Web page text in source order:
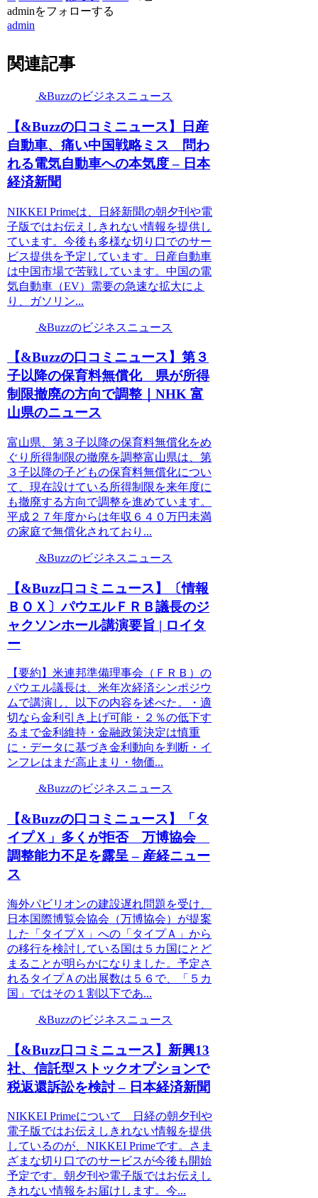
adminをフォローする
admin
関連記事
&Buzzのビジネスニュース
【&Buzzの口コミニュース】日産
自動車、痛い中国戦略ミス 問わ
れる電気自動車への本気度 – 日本
経済新聞
NIKKEI Primeは、日経新聞の朝夕刊や電
子版ではお伝えしきれない情報を提供し
ています。今後も多様な切り口でのサー
ビス提供を予定しています。日産自動車
は中国市場で苦戦しています。中国の電
気自動車（EV）需要の急速な拡大によ
り、ガソリン...
&Buzzのビジネスニュース
【&Buzzの口コミニュース】第３
子以降の保育料無償化 県が所得
制限撤廃の方向で調整｜NHK 富
山県のニュース
富山県、第３子以降の保育料無償化をめ
ぐり所得制限の撤廃を調整富山県は、第
３子以降の子どもの保育料無償化につい
て、現在設けている所得制限を来年度に
も撤廃する方向で調整を進めています。
平成２７年度からは年収６４０万円未満
の家庭で無償化されており...
&Buzzのビジネスニュース
【&Buzz口コミニュース】〔情報
ＢＯＸ〕パウエルＦＲＢ議長のジ
ャクソンホール講演要旨 | ロイタ
ー
【要約】米連邦準備理事会（ＦＲＢ）の
パウエル議長は、米年次経済シンポジウ
ムで講演し、以下の内容を述べた。・適
切なら金利引き上げ可能・２％の低下す
るまで金利維持・金融政策決定は慎重
に・データに基づき金利動向を判断・イ
ンフレはまだ高止まり・物価...
&Buzzのビジネスニュース
【&Buzzの口コミニュース】「タ
イプＸ」多くが拒否 万博協会
調整能力不足を露呈 – 産経ニュー
ス
海外パビリオンの建設遅れ問題を受け、
日本国際博覧会協会（万博協会）が提案
した「タイプＸ」への「タイプＡ」から
の移行を検討している国は５カ国にとど
まることが明らかになりました。予定さ
れるタイプＡの出展数は５６で、「５カ
国」ではその１割以下であ...
&Buzzのビジネスニュース
【&Buzz口コミニュース】新興13
社、信託型ストックオプションで
税返還訴訟を検討 – 日本経済新聞
NIKKEI Primeについて 日経の朝夕刊や
電子版ではお伝えしきれない情報を提供
しているのが、NIKKEI Primeです。さま
ざまな切り口でのサービスが今後も開始
予定です。朝夕刊や電子版ではお伝えし
きれない情報をお届けします。今...